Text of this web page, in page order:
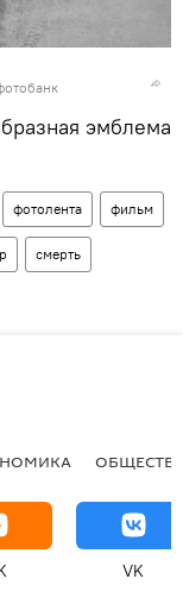
эмблема
фотолента фильм
смерть
VK